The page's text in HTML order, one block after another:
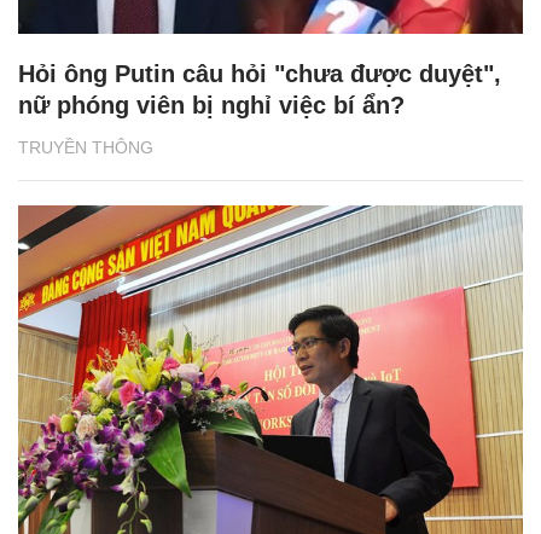
TRUYỀN THÔNG
Hỏi ông Putin câu hỏi "chưa được duyệt",
nữ phóng viên bị nghỉ việc bí ẩn?